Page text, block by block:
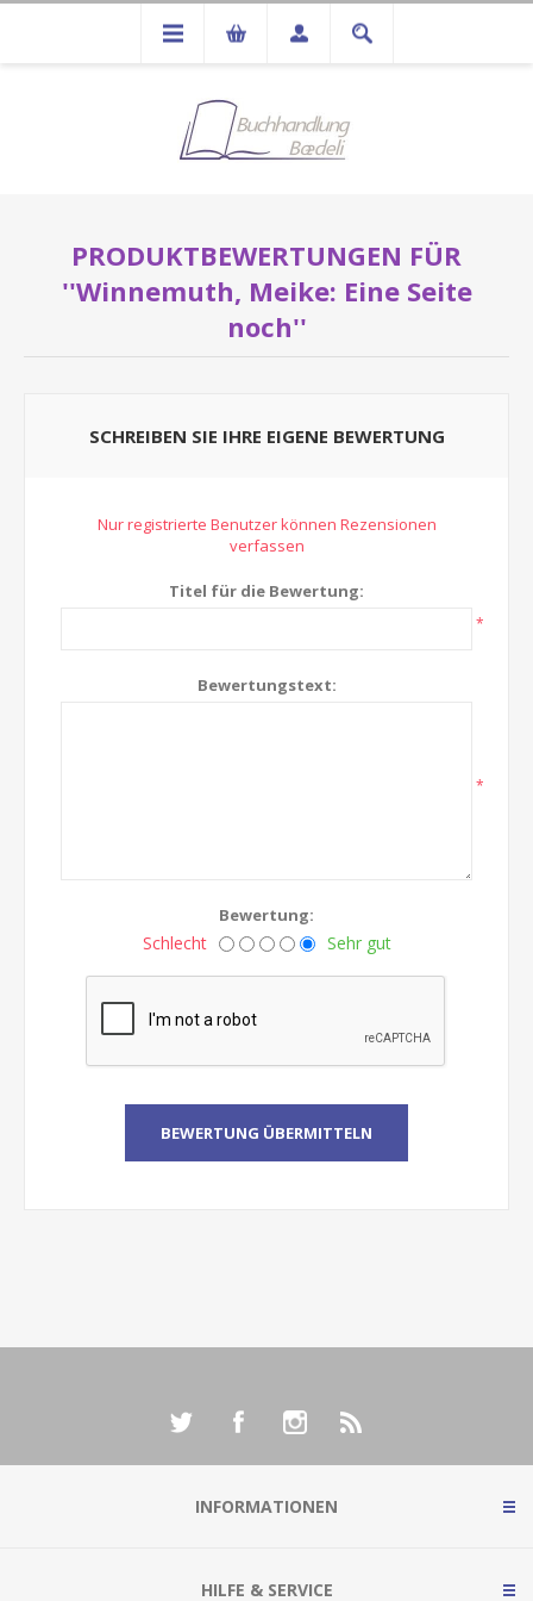
PRODUKTBEWERTUNGEN FÜR
Winnemuth, Meike: Eine Seite
noch
SCHREIBEN SIE IHRE EIGENE BEWERTUNG
Nur registrierte Benutzer können Rezensionen
verfassen
Titel für die Bewertung:
*
Bewertungstext:
*
Bewertung:
Schlecht Sehr gut
INFORMATIONEN
HILFE & SERVICE